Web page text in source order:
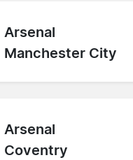
Arsenal
Manchester City
Arsenal
Coventry